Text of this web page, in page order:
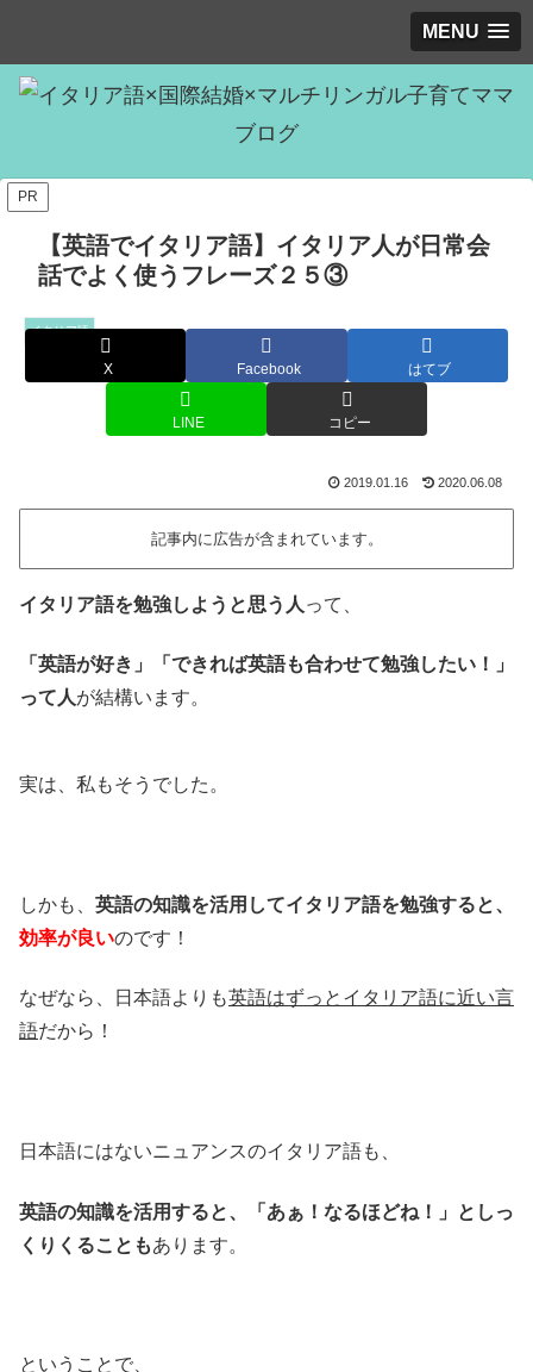
MENU
PR
【英語でイタリア語】イタリア人が日常会
話でよく使うフレーズ２５③
イタリア語
X Facebook はてブ
LINE コピー
2019.01.16 2020.06.08
記事内に広告が含まれています。
イタリア語を勉強しようと思う人 って、
「英語が好き」「できれば英語も合わせて勉強したい！」
って人が結構います。
実は、私もそうでした。
しかも、 英語の知識を活用してイタリア語を勉強すると、
効率が良いのです！
なぜなら、日本語よりも英語はずっとイタリア語に近い言
語だから！
日本語にはないニュアンスのイタリア語も、
英語の知識を活用すると、「あぁ！なるほどね！」としっ
くりくることもあります。
ということで、